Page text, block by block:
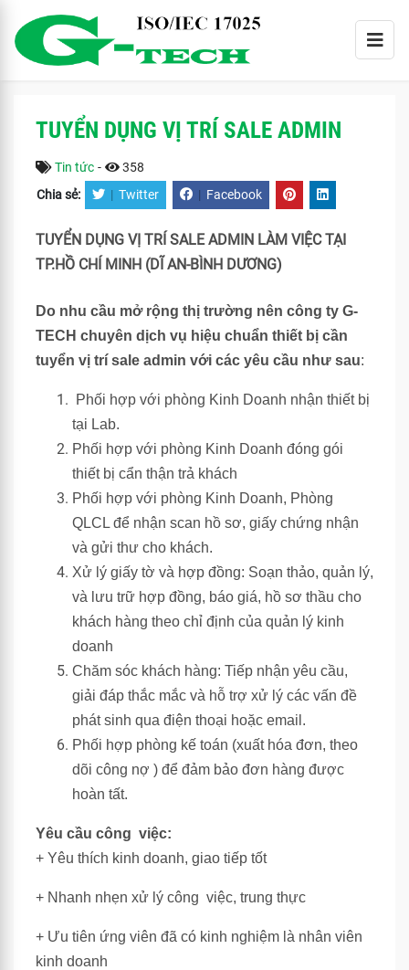
TUYỂN DỤNG VỊ TRÍ SALE ADMIN
Tin tức - 358
Chia sẻ: | Twitter | Facebook
TUYỂN DỤNG VỊ TRÍ SALE ADMIN LÀM VIỆC TẠI
TP.HỒ CHÍ MINH (DĨ AN-BÌNH DƯƠNG)
Do nhu cầu mở rộng thị trường nên công ty G-
TECH chuyên dịch vụ hiệu chuẩn thiết bị cần
tuyển vị trí sale admin với các yêu cầu như sau:
Phối hợp với phòng Kinh Doanh nhận thiết bị
tại Lab.
Phối hợp với phòng Kinh Doanh đóng gói
thiết bị cẩn thận trả khách
Phối hợp với phòng Kinh Doanh, Phòng
QLCL để nhận scan hồ sơ, giấy chứng nhận
và gửi thư cho khách.
Xử lý giấy tờ và hợp đồng: Soạn thảo, quản lý,
và lưu trữ hợp đồng, báo giá, hồ sơ thầu cho
khách hàng theo chỉ định của quản lý kinh
doanh
Chăm sóc khách hàng: Tiếp nhận yêu cầu,
giải đáp thắc mắc và hỗ trợ xử lý các vấn đề
phát sinh qua điện thoại hoặc email.
Phối hợp phòng kế toán (xuất hóa đơn, theo
dõi công nợ ) để đảm bảo đơn hàng được
hoàn tất.
Yêu cầu công việc:
+ Yêu thích kinh doanh, giao tiếp tốt
+ Nhanh nhẹn xử lý công việc, trung thực
+ Ưu tiên ứng viên đã có kinh nghiệm là nhân viên
kinh doanh